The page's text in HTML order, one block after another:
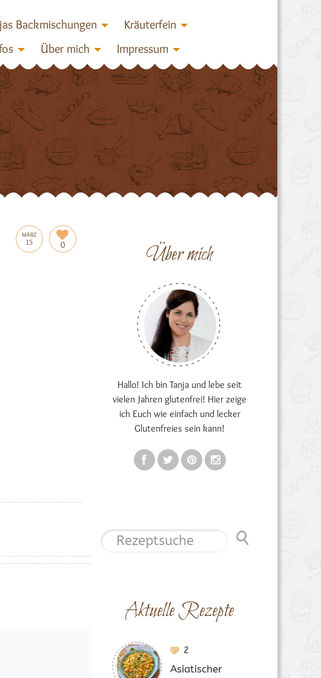
Backmischungen
Kräuterfein
Über mich Impressum
MÄRZ
15 0 Über mich
Hallo! Ich bin Tanja und lebe seit
vielen Jahren glutenfrei! Hier zeige
ich Euch wie einfach und lecker
Glutenfreies sein kann!
Aktuelle Rezepte
2
Asiatischer